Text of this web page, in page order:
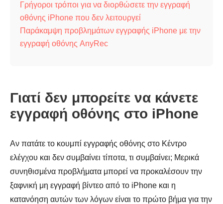
Γρήγοροι τρόποι για να διορθώσετε την εγγραφή
οθόνης iPhone που δεν λειτουργεί
Παράκαμψη προβλημάτων εγγραφής iPhone με την
εγγραφή οθόνης AnyRec
Γιατί δεν μπορείτε να κάνετε
εγγραφή οθόνης στο iPhone
Αν πατάτε το κουμπί εγγραφής οθόνης στο Κέντρο
ελέγχου και δεν συμβαίνει τίποτα, τι συμβαίνει; Μερικά
συνηθισμένα προβλήματα μπορεί να προκαλέσουν την
ξαφνική μη εγγραφή βίντεο από το iPhone και η
κατανόηση αυτών των λόγων είναι το πρώτο βήμα για την